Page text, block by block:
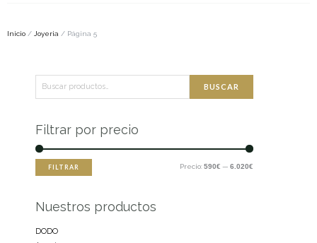
Inicio / Joyeria / Página 5
por:
BUSCAR
Filtrar por precio
FILTRAR Precio: 590€ — 6.020€
Nuestros productos
DODO